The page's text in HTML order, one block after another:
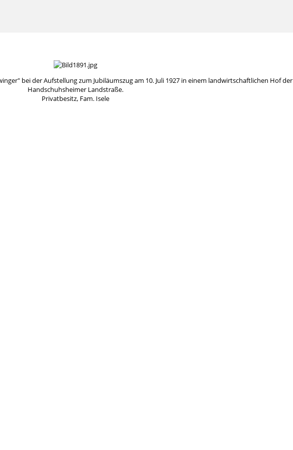
bei der Aufstellung zum Jubiläumszug am 10. Juli 1927 in einem landwirtschaftlichen Hof der
Handschuhsheimer Landstraße.
Privatbesitz, Fam. Isele